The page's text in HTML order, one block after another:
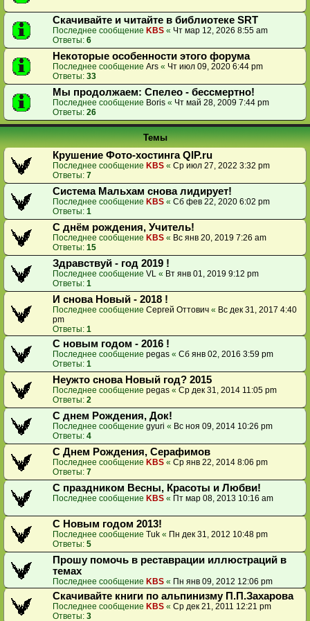
Скачивайте и читайте в библиотеке SRT
Последнее сообщение KBS « Чт мар 12, 2026 8:55 am
Ответы: 6
Некоторые особенности этого форума
Последнее сообщение Ars « Чт июл 09, 2020 6:44 pm
Ответы: 33
Мы продолжаем: Спелео - бессмертно!
Последнее сообщение Boris « Чт май 28, 2009 7:44 pm
Ответы: 26
Темы
Крушение Фото-хостинга QIP.ru
Последнее сообщение KBS « Ср июл 27, 2022 3:32 pm
Ответы: 7
Система Мальхам снова лидирует!
Последнее сообщение KBS « Сб фев 22, 2020 6:02 pm
Ответы: 1
С днём рождения, Учитель!
Последнее сообщение KBS « Вс янв 20, 2019 7:26 am
Ответы: 15
Здравствуй - год 2019 !
Последнее сообщение VL « Вт янв 01, 2019 9:12 pm
Ответы: 1
И снова Новый - 2018 !
Последнее сообщение Сергей Оттович « Вс дек 31, 2017 4:40
pm
Ответы: 1
C новым годом - 2016 !
Последнее сообщение pegas « Сб янв 02, 2016 3:59 pm
Ответы: 1
Неужто снова Новый год? 2015
Последнее сообщение pegas « Ср дек 31, 2014 11:05 pm
Ответы: 2
C днем Рождения, Док!
Последнее сообщение gyuri « Вс ноя 09, 2014 10:26 pm
Ответы: 4
С Днем Рождения, Серафимов
Последнее сообщение KBS « Ср янв 22, 2014 8:06 pm
Ответы: 7
С праздником Весны, Красоты и Любви!
Последнее сообщение KBS « Пт мар 08, 2013 10:16 am
С Новым годом 2013!
Последнее сообщение Tuk « Пн дек 31, 2012 10:48 pm
Ответы: 5
Прошу помочь в реставрации иллюстраций в
темах
Последнее сообщение KBS « Пн янв 09, 2012 12:06 pm
Скачивайте книги по альпинизму П.П.Захарова
Последнее сообщение KBS « Ср дек 21, 2011 12:21 pm
Ответы: 3